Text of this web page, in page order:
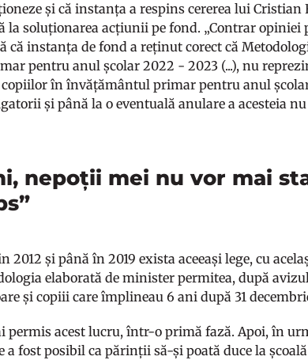
și că instanța a respins cererea lui Cristian
soluționarea acțiunii pe fond. „Contrar opiniei
că instanța de fond a reținut corect că
pentru anul școlar 2022 - 2023 (...), nu
copiilor în învățământul primar pentru anul
și până la o eventuală anulare a acesteia
nepoții mei nu vor mai
și până în 2019 exista aceeași lege, cu
elaborată de minister permitea, după
și copiii care împlineau 6 ani după 31
permis acest lucru, într-o primă fază. Apoi, în
fost posibil ca părinții să-și poată duce la